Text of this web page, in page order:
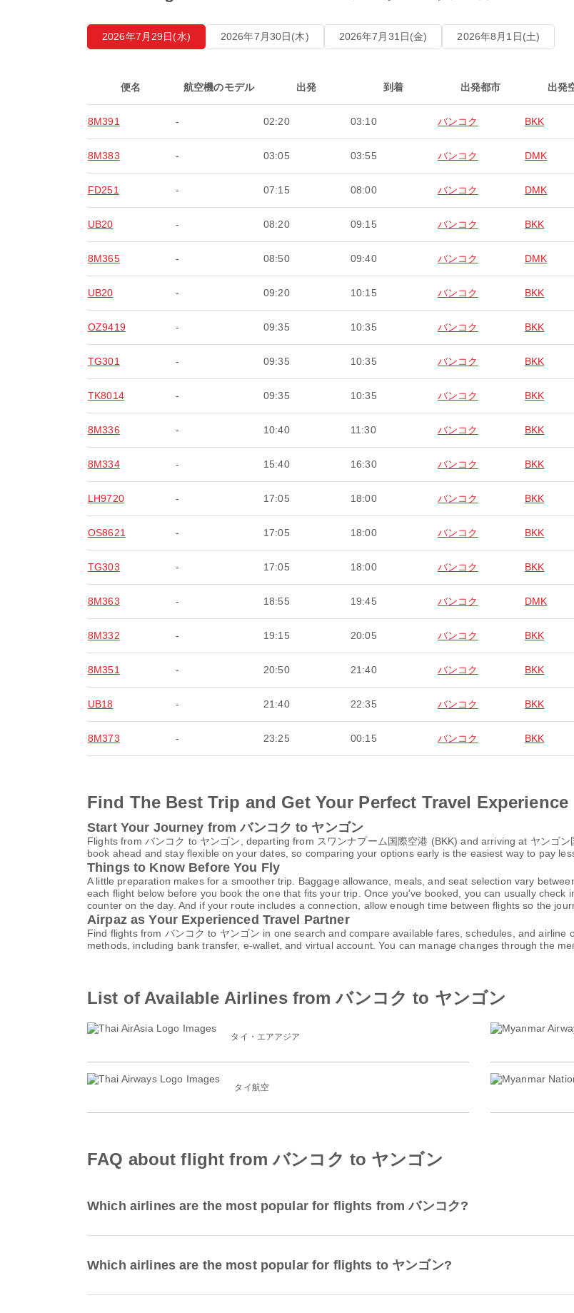
2026年7月29日(水) 2026年7月30日(木) 2026年7月31日(金) 2026年8月1日(土)
便名 航空機のモデル 出発 到着 出発都市 出発
8M391 - 02:20 03:10 バンコク BKK
8M383 - 03:05 03:55 バンコク DMK
FD251 - 07:15 08:00 バンコク DMK
UB20 - 08:20 09:15 バンコク BKK
8M365 - 08:50 09:40 バンコク DMK
UB20 - 09:20 10:15 バンコク BKK
OZ9419 - 09:35 10:35 バンコク BKK
TG301 - 09:35 10:35 バンコク BKK
TK8014 - 09:35 10:35 バンコク BKK
8M336 - 10:40 11:30 バンコク BKK
8M334 - 15:40 16:30 バンコク BKK
LH9720 - 17:05 18:00 バンコク BKK
OS8621 - 17:05 18:00 バンコク BKK
TG303 - 17:05 18:00 バンコク BKK
8M363 - 18:55 19:45 バンコク DMK
8M332 - 19:15 20:05 バンコク BKK
8M351 - 20:50 21:40 バンコク BKK
UB18 - 21:40 22:35 バンコク BKK
8M373 - 23:25 00:15 バンコク BKK
Find The Best Trip and Get Your Perfect Travel Experience
Start Your Journey from バンコク to ヤンゴン
Flights from バンコク to ヤンゴン, departing from スワンナプーム国際空港 (BKK) and arriving at ヤンゴ
book ahead and stay flexible on your dates, so comparing your options early is the easiest way to pay
Things to Know Before You Fly
A little preparation makes for a smoother trip. Baggage allowance, meals, and seat selection vary
each flight below before you book the one that fits your trip. Once you've booked, you can usually
counter on the day. And if your route includes a connection, allow enough time between flights so the
Airpaz as Your Experienced Travel Partner
Find flights from バンコク to ヤンゴン in one search and compare available fares, schedules, and
methods, including bank transfer, e-wallet, and virtual account. You can manage changes through the
List of Available Airlines from バンコク to ヤンゴン
タイ・エアアジア
タイ航空
FAQ about flight from バンコク to ヤンゴン
Which airlines are the most popular for flights from バンコク?
Which airlines are the most popular for flights to ヤンゴン?